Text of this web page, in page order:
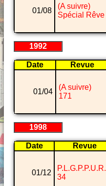
01/08
(A suivre)
Spécial Rêve
1992
Date Revue
01/04
(A suivre)
171
1998
Date Revue
01/12
P.L.G.P.P.U.R.
34